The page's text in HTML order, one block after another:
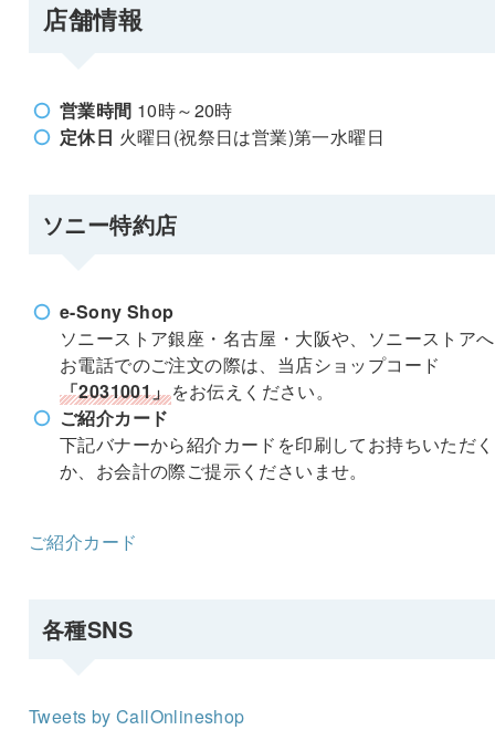
店舗情報
営業時間 10時～20時
定休日 火曜日(祝祭日は営業)第一水曜日
ソニー特約店
e-Sony Shop
ソニーストア銀座・名古屋・大阪や、ソニーストア
お電話でのご注文の際は、当店ショップコード
「2031001」をお伝えください。
ご紹介カード
下記バナーから紹介カードを印刷してお持ちいただく
か、お会計の際ご提示くださいませ。
ご紹介カード
各種SNS
Tweets by CallOnlineshop